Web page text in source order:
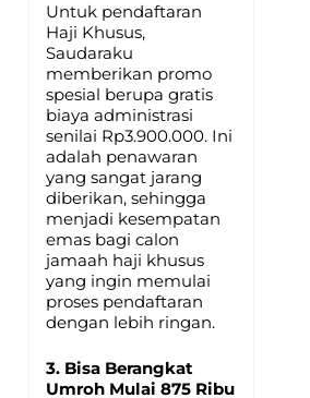
Untuk pendaftaran
Haji Khusus,
Saudaraku
memberikan promo
spesial berupa gratis
biaya administrasi
senilai Rp3.900.000. Ini
adalah penawaran
yang sangat jarang
diberikan, sehingga
menjadi kesempatan
emas bagi calon
jamaah haji khusus
yang ingin memulai
proses pendaftaran
dengan lebih ringan.
3. Bisa Berangkat
Umroh Mulai 875 Ribu